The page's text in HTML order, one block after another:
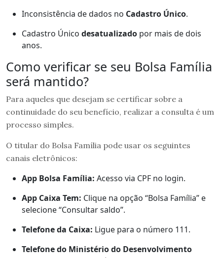
Inconsistência de dados no Cadastro Único.
Cadastro Único desatualizado por mais de dois
anos.
Como verificar se seu Bolsa Família
será mantido?
Para aqueles que desejam se certificar sobre a
continuidade do seu benefício, realizar a consulta é um
processo simples.
O titular do Bolsa Família pode usar os seguintes
canais eletrônicos:
App Bolsa Família: Acesso via CPF no login.
App Caixa Tem: Clique na opção “Bolsa Família” e
selecione “Consultar saldo”.
Telefone da Caixa: Ligue para o número 111.
Telefone do Ministério do Desenvolvimento